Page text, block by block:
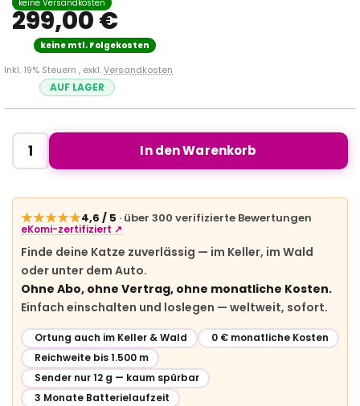
299,00 €
Inkl. 19% Steuern , exkl.Versandkosten
AUF LAGER
In den Warenkorb
★★★★★4,6 / 5 · über 300 verifizierte Bewertungen
eKomi-zertifiziert ↗
Finde deine Katze zuverlässig — im Keller, im Wald
oder unter dem Auto.
Ohne Abo, ohne Vertrag, ohne monatliche Kosten.
Einfach einschalten und loslegen — weltweit, sofort.
Ortung auch im Keller & Wald
0 € monatliche Kosten
Reichweite bis 1.500 m
Sender nur 12 g — kaum spürbar
3 Monate Batterielaufzeit